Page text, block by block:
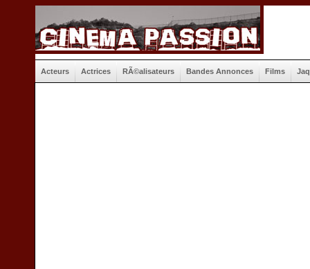
Acteurs Actrices RÃ©alisateurs Bandes Annonces Films